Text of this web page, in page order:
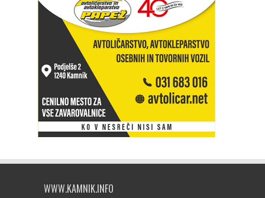
WWW.KAMNIK.INFO